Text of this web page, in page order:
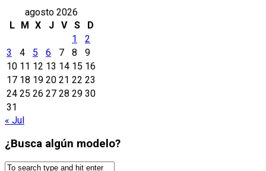
agosto 2026
L
M X J V S
D
1
2
3
4 5 6 7 8
9
10 11 12 13 14 15 16
17 18 19 20 21 22 23
24 25 26 27 28 29 30
31
« Jul
¿Busca algún modelo?